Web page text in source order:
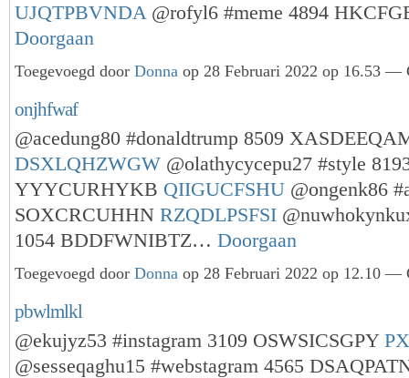
UJQTPBVNDA@rofyl6 #meme 4894
Doorgaan
Toegevoegd door Donna op 28 Februari 2022 op 16.53 —
onjhfwaf
@acedung80 #donaldtrump 8509
DSXLQHZWGW @olathycycepu27 #style
YYYCURHYKB QIIGUCFSHU @ongenk86
SOXCRCUHHN RZQDLPSFSI
1054 BDDFWNIBTZ… Doorgaan
Toegevoegd door Donna op 28 Februari 2022 op 12.10 —
pbwlmlkl
@ekujyz53 #instagram 3109 OSWSICSGPY
@sesseqaghu15 #webstagram 4565